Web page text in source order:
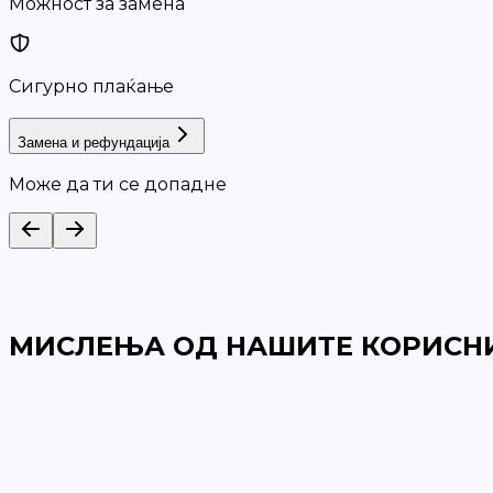
Сигурно плаќање
Замена и рефундација
Може да ти се допадне
МИСЛЕЊА ОД НАШИТЕ